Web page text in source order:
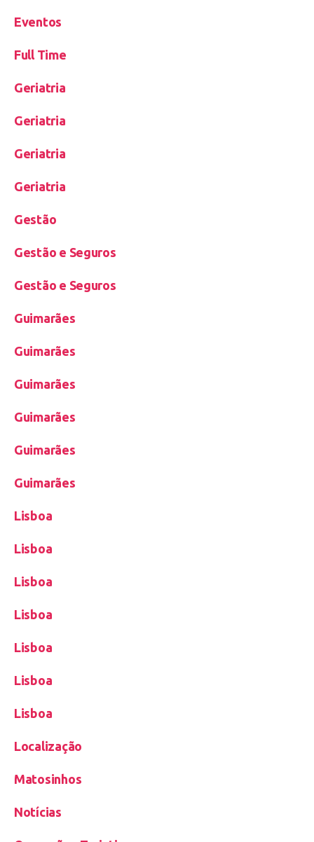
Eventos
Full Time
Geriatria
Geriatria
Geriatria
Geriatria
Gestão
Gestão e Seguros
Gestão e Seguros
Guimarães
Guimarães
Guimarães
Guimarães
Guimarães
Guimarães
Lisboa
Lisboa
Lisboa
Lisboa
Lisboa
Lisboa
Lisboa
Localização
Matosinhos
Notícias